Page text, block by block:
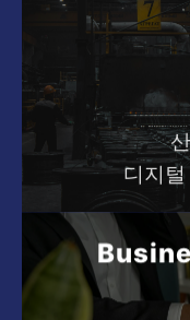
디지